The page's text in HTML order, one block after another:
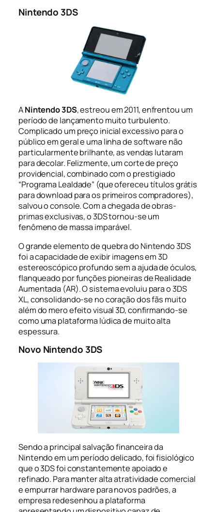
Nintendo 3DS
ANintendo 3DS, estreou em 2011, enfrentou um
período de lançamento muito turbulento.
Complicado um preço inicial excessivo para o
público em geral e uma linha de software não
particularmente brilhante, as vendas lutaram
para decolar. Felizmente, um corte de preço
providencial, combinado com o prestigiado
“Programa Lealdade” (que ofereceu títulos grátis
para download para os primeiros compradores),
salvou o console. Com a chegada de obras-
primas exclusivas, o 3DS tornou-se um
fenômeno de massa imparável.
O grande elemento de quebra do Nintendo 3DS
foi a capacidade de exibir imagens em 3D
estereoscópico profundo sem a ajuda de óculos,
flanqueado por funções pioneiras de Realidade
Aumentada (AR). O sistema evoluiu para o 3DS
XL, consolidando-se no coração dos fãs muito
além do mero efeito visual 3D, confirmando-se
como uma plataforma lúdica de muito alta
espessura.
Novo Nintendo 3DS
Sendo a principal salvação financeira da
Nintendo em um período delicado, foi fisiológico
que o 3DS foi constantemente apoiado e
refinado. Para manter alta atratividade comercial
e empurrar hardware para novos padrões, a
empresa redesenhou a plataforma